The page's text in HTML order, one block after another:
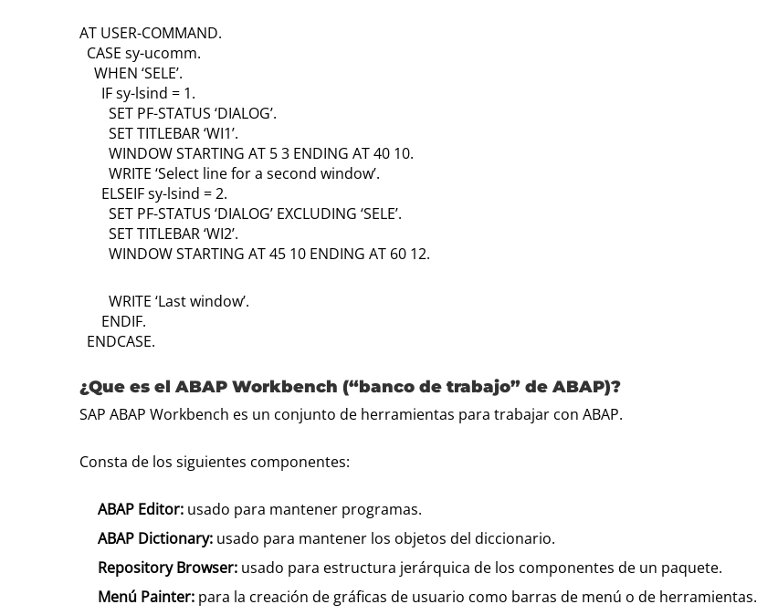
AT USER-COMMAND.
CASE sy-ucomm.
WHEN ‘SELE’.
IF sy-lsind = 1.
SET PF-STATUS ‘DIALOG’.
SET TITLEBAR ‘WI1’.
WINDOW STARTING AT 5 3 ENDING AT 40 10.
WRITE ‘Select line for a second window’.
ELSEIF sy-lsind = 2.
SET PF-STATUS ‘DIALOG’ EXCLUDING ‘SELE’.
SET TITLEBAR ‘WI2’.
WINDOW STARTING AT 45 10 ENDING AT 60 12.
WRITE ‘Last window’.
ENDIF.
ENDCASE.
¿Que es el ABAP Workbench (“banco de trabajo” de ABAP)?
SAP ABAP Workbench es un conjunto de herramientas para trabajar con ABAP.
Consta de los siguientes componentes:
ABAP Editor: usado para mantener programas.
ABAP Dictionary: usado para mantener los objetos del diccionario.
Repository Browser: usado para estructura jerárquica de los componentes de un paquete.
Menú Painter: para la creación de gráficas de usuario como barras de menú o de herramientas.